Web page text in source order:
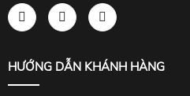
HƯỚNG DẪN KHÁNH HÀNG